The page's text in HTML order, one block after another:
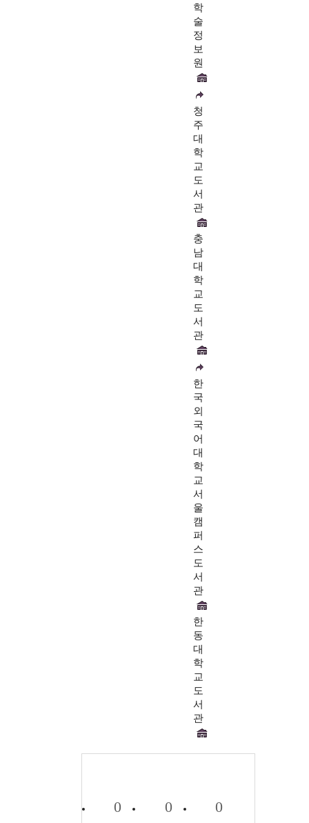
학
술
정
보
원
청
주
대
학
교
도
서
관
충
남
대
학
교
도
서
관
한
국
외
국
어
대
학
교
서
울
캠
퍼
스
도
서
관
한
동
대
학
교
도
서
관
0 0 0